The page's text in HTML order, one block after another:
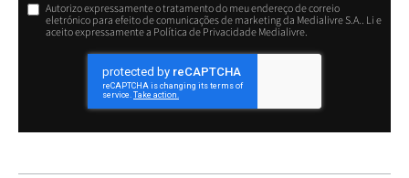
Autorizo expressamente o tratamento do meu endereço de correio
eletrónico para efeito de comunicações de marketing da Medialivre S.A.. Li e
aceito expressamente a Política de Privacidade Medialivre.